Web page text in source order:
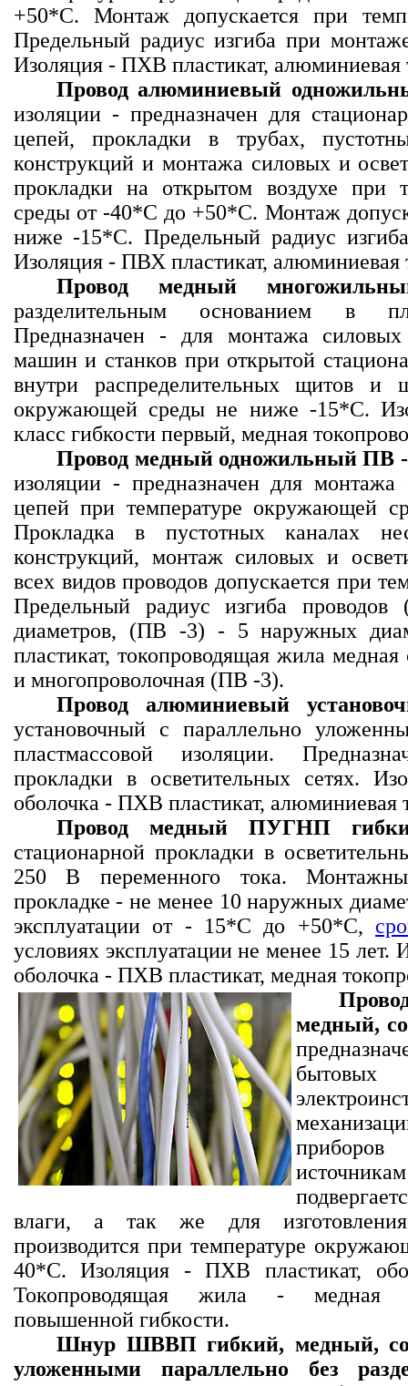
+50*С. Монтаж допускается при
Предельный радиус изгиба при
Изоляция - ПХВ пластикат, алюминиевая
Провод алюминиевый
изоляции - предназначен для
цепей, прокладки в трубах,
конструкций и монтажа силовых и
прокладки на открытом воздухе при
среды от -40*С до +50*С. Монтаж
ниже -15*С. Предельный радиус
Изоляция - ПВХ пластикат, алюминиевая
Провод медный
разделительным основанием в
Предназначен - для монтажа
машин и станков при открытой
внутри распределительных щитов и
окружающей среды не ниже -15*С.
класс гибкости первый, медная
Провод медный одножильный ПВ
изоляции - предназначен для монтажа
цепей при температуре окружающей
Прокладка в пустотных каналах
конструкций, монтаж силовых и
всех видов проводов допускается при
Предельный радиус изгиба
диаметров, (ПВ -3) - 5 наружных
пластикат, токопроводящая жила
и многопроволочная (ПВ -3).
Провод алюминиевый
установочный с параллельно
пластмассовой изоляции.
прокладки в осветительных сетях.
оболочка - ПХВ пластикат, алюминиевая
Провод медный ПУГНП
стационарной прокладки в
250 В переменного тока.
прокладке - не менее 10 наружных
эксплуатации от - 15*С до +50*С,
условиях эксплуатации не менее 15
оболочка - ПХВ пластикат, медная
медный,
бытовых
влаги, а так же для
производится при температуре
40*С. Изоляция - ПХВ пластикат,
Токопроводящая жила - медная
повышенной гибкости.
Шнур ШВВП гибкий, медный,
уложенными параллельно без